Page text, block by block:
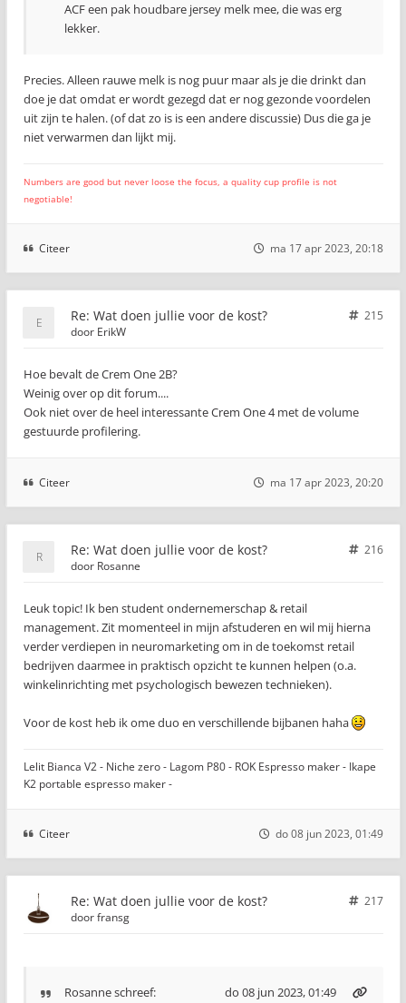
ACF een pak houdbare jersey melk mee, die was erg
lekker.
Precies. Alleen rauwe melk is nog puur maar als je die drinkt dan
doe je dat omdat er wordt gezegd dat er nog gezonde voordelen
uit zijn te halen. (of dat zo is is een andere discussie) Dus die ga je
niet verwarmen dan lijkt mij.
Numbers are good but never loose the focus, a quality cup profile is not
negotiable!
Citeer ma 17 apr 2023, 20:18
Re: Wat doen jullie voor de kost?
215
door ErikW
Hoe bevalt de Crem One 2B?
Weinig over op dit forum....
Ook niet over de heel interessante Crem One 4 met de volume
gestuurde profilering.
Citeer ma 17 apr 2023, 20:20
Re: Wat doen jullie voor de kost?
216
door Rosanne
Leuk topic! Ik ben student ondernemerschap & retail
management. Zit momenteel in mijn afstuderen en wil mij hierna
verder verdiepen in neuromarketing om in de toekomst retail
bedrijven daarmee in praktisch opzicht te kunnen helpen (o.a.
winkelinrichting met psychologisch bewezen technieken).
Voor de kost heb ik ome duo en verschillende bijbanen haha
Lelit Bianca V2 - Niche zero - Lagom P80 - ROK Espresso maker - Ikape
K2 portable espresso maker -
Citeer do 08 jun 2023, 01:49
Re: Wat doen jullie voor de kost?
217
doorfransg
Rosanneschreef: do 08 jun 2023, 01:49